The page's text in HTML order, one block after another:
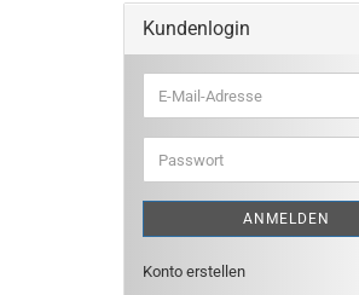
Kundenlogin
E-
Mail-
Adresse
Passwort
ANMELDEN
Konto erstellen